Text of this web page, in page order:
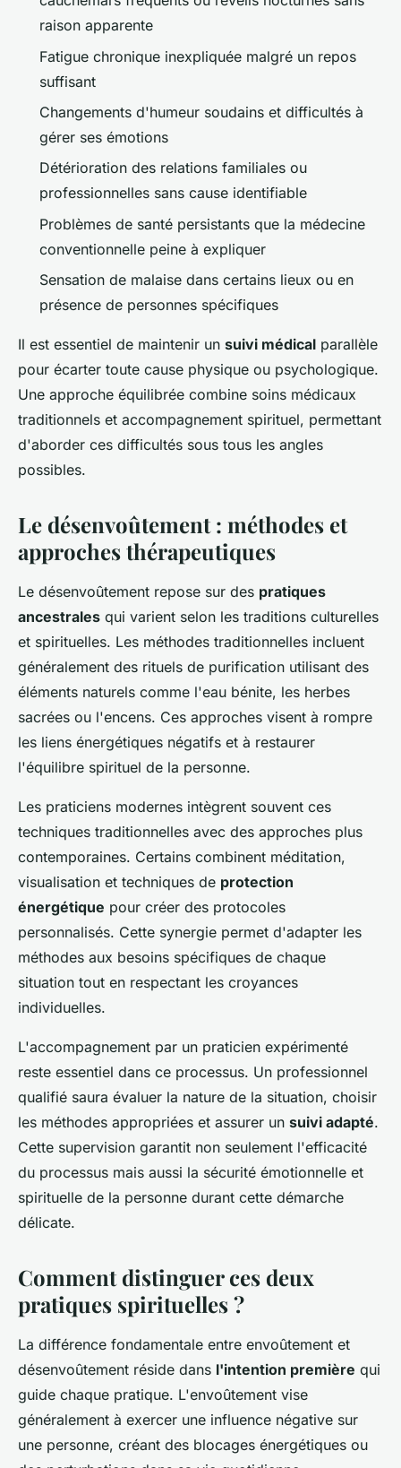
raison apparente
Fatigue chronique inexpliquée malgré un repos
suffisant
Changements d'humeur soudains et difficultés à
gérer ses émotions
Détérioration des relations familiales ou
professionnelles sans cause identifiable
Problèmes de santé persistants que la médecine
conventionnelle peine à expliquer
Sensation de malaise dans certains lieux ou en
présence de personnes spécifiques
Il est essentiel de maintenir un suivi médical parallèle
pour écarter toute cause physique ou psychologique.
Une approche équilibrée combine soins médicaux
traditionnels et accompagnement spirituel, permettant
d'aborder ces difficultés sous tous les angles
possibles.
Le désenvoûtement : méthodes et
approches thérapeutiques
Le désenvoûtement repose sur des pratiques
ancestrales qui varient selon les traditions culturelles
et spirituelles. Les méthodes traditionnelles incluent
généralement des rituels de purification utilisant des
éléments naturels comme l'eau bénite, les herbes
sacrées ou l'encens. Ces approches visent à rompre
les liens énergétiques négatifs et à restaurer
l'équilibre spirituel de la personne.
Les praticiens modernes intègrent souvent ces
techniques traditionnelles avec des approches plus
contemporaines. Certains combinent méditation,
visualisation et techniques de protection
énergétique pour créer des protocoles
personnalisés. Cette synergie permet d'adapter les
méthodes aux besoins spécifiques de chaque
situation tout en respectant les croyances
individuelles.
L'accompagnement par un praticien expérimenté
reste essentiel dans ce processus. Un professionnel
qualifié saura évaluer la nature de la situation, choisir
les méthodes appropriées et assurer un suivi adapté.
Cette supervision garantit non seulement l'efficacité
du processus mais aussi la sécurité émotionnelle et
spirituelle de la personne durant cette démarche
délicate.
Comment distinguer ces deux
pratiques spirituelles ?
La différence fondamentale entre envoûtement et
désenvoûtement réside dans l'intention première qui
guide chaque pratique. L'envoûtement vise
généralement à exercer une influence négative sur
une personne, créant des blocages énergétiques ou